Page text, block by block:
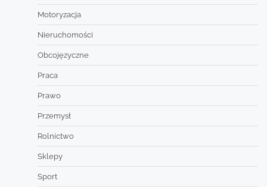
Motoryzacja
Nieruchomości
Obcojęzyczne
Praca
Prawo
Przemysł
Rolnictwo
Sklepy
Sport